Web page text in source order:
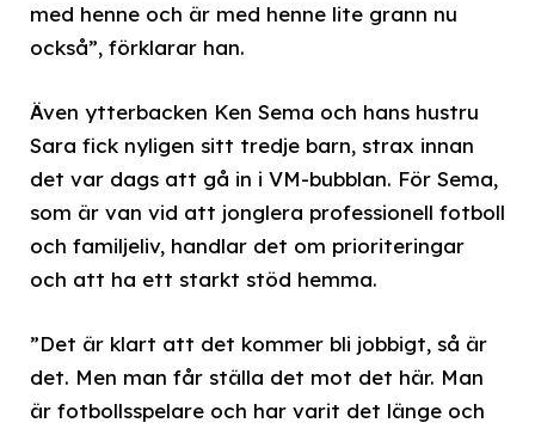
med henne och är med henne lite grann nu
också”, förklarar han.
Även ytterbacken Ken Sema och hans hustru
Sara fick nyligen sitt tredje barn, strax innan
det var dags att gå in i VM-bubblan. För Sema,
som är van vid att jonglera professionell fotboll
och familjeliv, handlar det om prioriteringar
och att ha ett starkt stöd hemma.
”Det är klart att det kommer bli jobbigt, så är
det. Men man får ställa det mot det här. Man
är fotbollsspelare och har varit det länge och